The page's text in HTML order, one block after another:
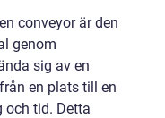
conveyor är den
genom
sig av en
en plats till en
och tid. Detta